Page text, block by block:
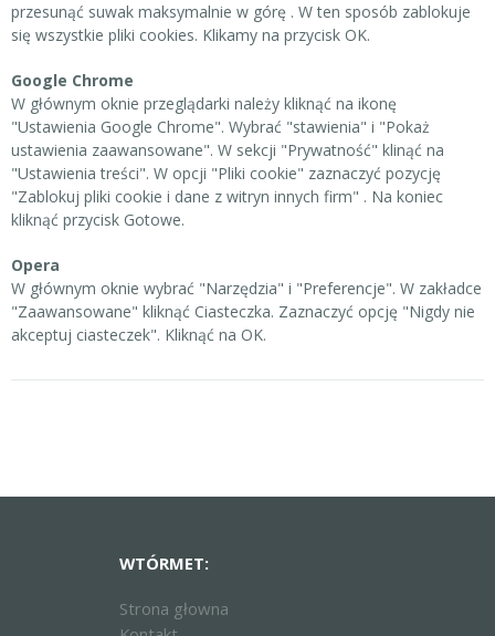
przesunąć suwak maksymalnie w górę . W ten sposób zablokuje
się wszystkie pliki cookies. Klikamy na przycisk OK.
Google Chrome
W głównym oknie przeglądarki należy kliknąć na ikonę
"Ustawienia Google Chrome". Wybrać "stawienia" i "Pokaż
ustawienia zaawansowane". W sekcji "Prywatność" klinąć na
"Ustawienia treści". W opcji "Pliki cookie" zaznaczyć pozycję
"Zablokuj pliki cookie i dane z witryn innych firm" . Na koniec
kliknąć przycisk Gotowe.
Opera
W głównym oknie wybrać "Narzędzia" i "Preferencje". W zakładce
"Zaawansowane" kliknąć Ciasteczka. Zaznaczyć opcję "Nigdy nie
akceptuj ciasteczek". Kliknąć na OK.
WTÓRMET:
Strona głowna